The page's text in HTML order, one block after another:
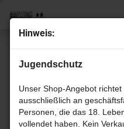
Hin­weis:
Jugendschutz
Unser Shop-Angebot richtet
ausschließlich an
Personen, die das 18.
vollendet haben. Kein
« Erster « zurück
9Artikel in dieser Kategorie
Bruichlad­dich 2007 - 10 Jahre
scotch Whis­ky von The Whis­ky